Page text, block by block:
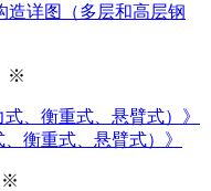
造详图（多层和高层钢
※
衡重式、悬臂式）》
※